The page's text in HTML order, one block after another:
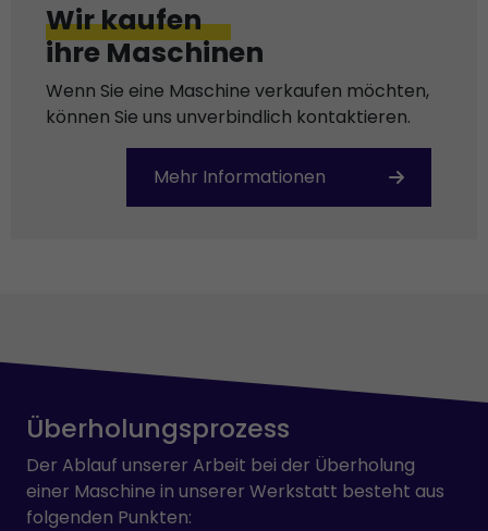
Wir kaufen
ihre Maschinen
Wenn Sie eine Maschine verkaufen möchten,
können Sie uns unverbindlich kontaktieren.
Mehr Informationen
Überholungsprozess
Der Ablauf unserer Arbeit bei der Überholung
einer Maschine in unserer Werkstatt besteht aus
folgenden Punkten: